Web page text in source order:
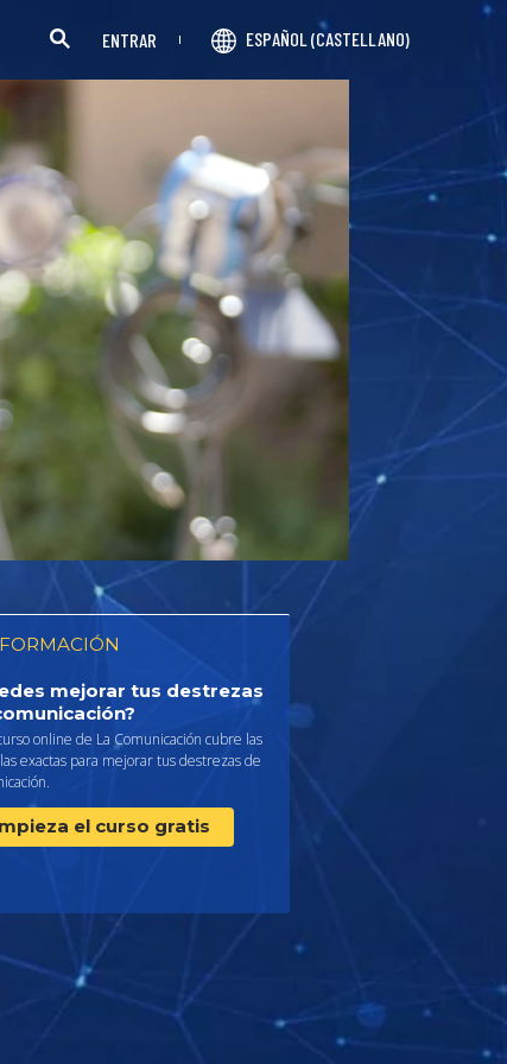
ENTRAR ESPAÑOL (CASTELLANO)
mejorar tus destrezas
online de La Comunicación cubre las
exactas para mejorar tus destrezas de
el curso gratis